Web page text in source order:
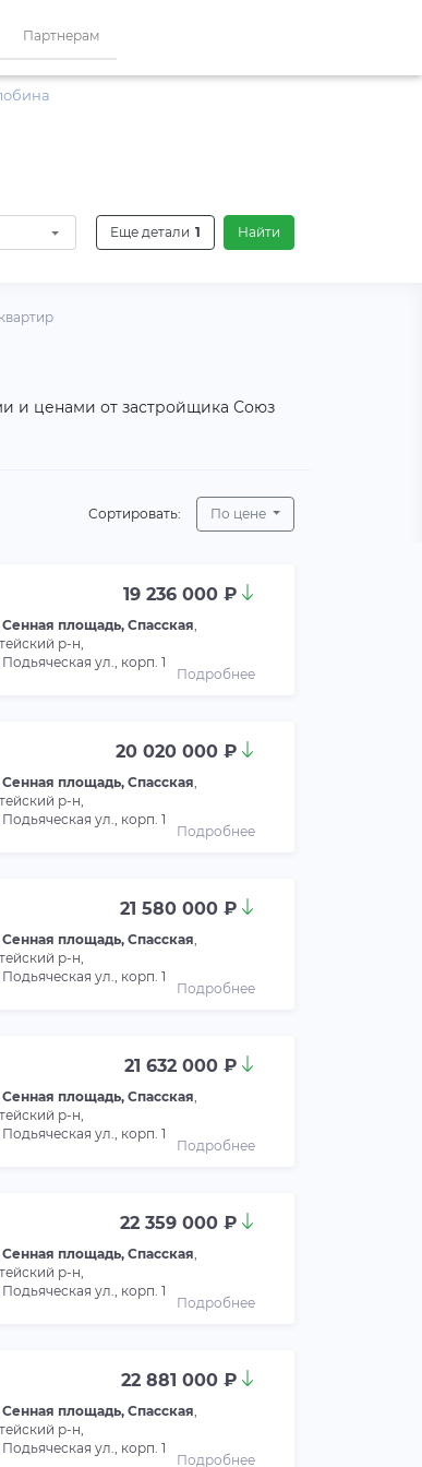
Партнерам
Еще детали 1 Найти
и ценами от застройщика Союз
Сортировать: По цене
19 236 000 ₽
Сенная площадь, Спасская,
р-н,
ул., корп. 1
Подробнее
20 020 000 ₽
Сенная площадь, Спасская,
р-н,
ул., корп. 1
Подробнее
21 580 000 ₽
Сенная площадь, Спасская,
р-н,
ул., корп. 1
Подробнее
21 632 000 ₽
Сенная площадь, Спасская,
р-н,
ул., корп. 1
Подробнее
22 359 000 ₽
Сенная площадь, Спасская,
р-н,
ул., корп. 1
Подробнее
22 881 000 ₽
Сенная площадь, Спасская,
р-н,
ул., корп. 1
Подробнее